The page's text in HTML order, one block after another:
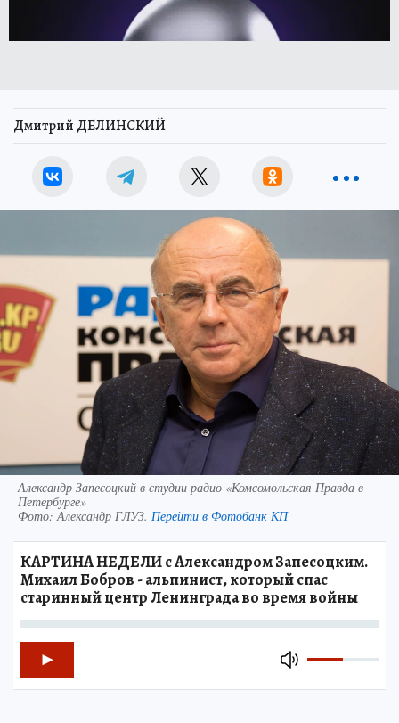
Дмитрий ДЕЛИНСКИЙ
Александр Запесоцкий в студии радио «Комсомольская Правда в
Петербурге»
Фото: Александр ГЛУЗ. Перейти в Фотобанк КП
КАРТИНА НЕДЕЛИ с Александром Запесоцким.
Михаил Бобров - альпинист, который спас
старинный центр Ленинграда во время войны